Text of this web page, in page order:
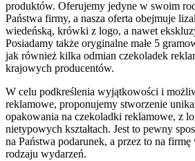
produktów. Oferujemy jedyne w swoim
Państwa firmy, a nasza oferta obejmuje
wiedeńską, krówki z logo, a nawet
Posiadamy także oryginalne małe 5
jak również kilka odmian czekoladek
krajowych producentów.
W celu podkreślenia wyjątkowości i
reklamowe, proponujemy stworzenie
opakowania na czekoladki reklamowe, z
nietypowych kształtach. Jest to pewny
na Państwa podarunek, a przez to na
rodzaju wydarzeń.